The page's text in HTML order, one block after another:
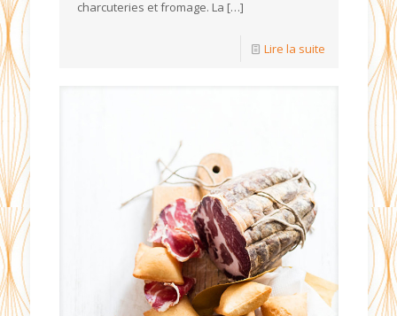
charcuteries et fromage. La […]
Lire la suite